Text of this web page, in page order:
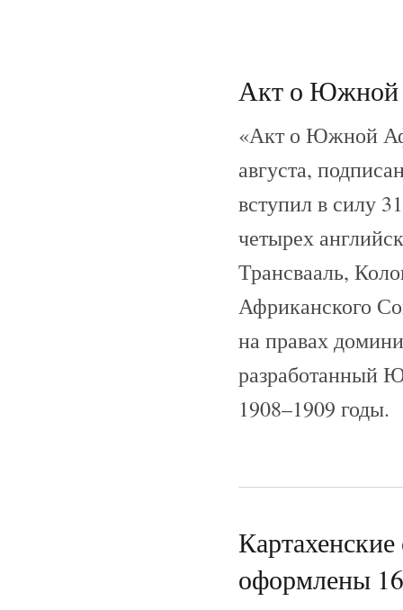
Акт о Южной
«Акт о Южной
августа,
вступил в силу
четырех
Трансвааль,
Африканского
на правах
разработанный
1908–1909 годы.
оформлены